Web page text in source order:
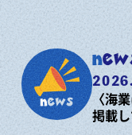
〈海
掲載